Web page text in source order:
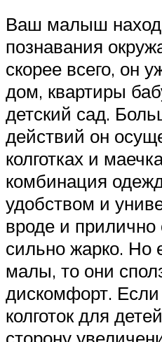
Ваш малыш
познавания
скорее всего, он
дом, квартиры
детский сад.
действий он
колготках и
комбинация
удобством и
вроде и прилично
сильно жарко. Но
малы, то они
дискомфорт.
колготок для